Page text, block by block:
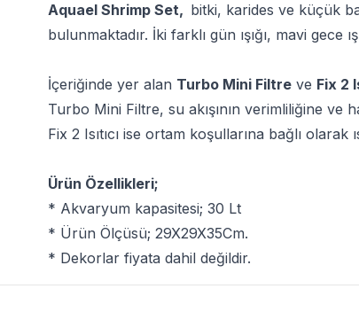
Aquael Shrimp Set, bitki, karides ve küçük
bulunmaktadır. İki farklı gün ışığı, mavi gece
İçeriğinde yer alan Turbo Mini Filtre ve Fix 2
Turbo Mini Filtre, su akışının verimliliğine ve
Fix 2 Isıtıcı ise ortam koşullarına bağlı olarak
Ürün Özellikleri;
* Akvaryum kapasitesi; 30 Lt
* Ürün Ölçüsü; 29X29X35Cm.
* Dekorlar fiyata dahil değildir.